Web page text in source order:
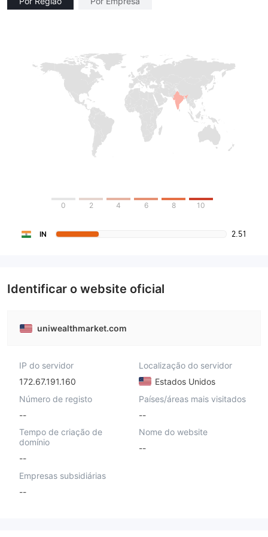
0 2 4 6 8 10
IN 2.51
Identificar o website oficial
uniwealthmarket.com
IP do servidor
172.67.191.160
Localização do servidor
Estados Unidos
Número de registo
--
Países/áreas mais visitados
--
Tempo de criação de
domínio
--
Nome do website
--
Empresas subsidiárias
--